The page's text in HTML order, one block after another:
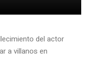
del actor
a villanos en